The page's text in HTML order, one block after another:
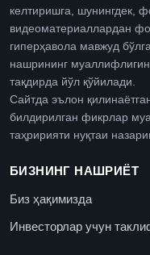
келтиришга, шунингдек,
видеоматериаллардан
гиперҳавола мавжуд
нашрининг
тақдирда йўл қўйилади.
Сайтда эълон
билдирилган фикрлар
таҳририяти нуқтаи
БИЗНИНГ НАШРИЁТ
Биз ҳақимизда
Инвесторлар учун